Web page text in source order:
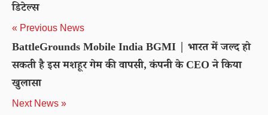
डिटेल्स
« Previous News
BattleGrounds Mobile India BGMI | भारत में जल्द हो
सकती है इस मशहूर गेम की वापसी, कंपनी के CEO ने किया
खुलासा
Next News »